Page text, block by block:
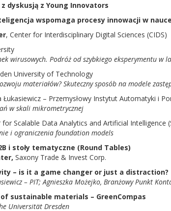
dyskusją z Young Innovators
wspomaga procesy innowacji w
, Center for Interdisciplinary Digital Sciences (CIDS)
wirusowych. Podróż od szybkiego eksperymentu
University of Technology
materiałów? Skuteczny sposób na modele
Łukasiewicz – Przemysłowy Instytut Automatyki i
w skali mikrometrycznej
for Scalable Data Analytics and Artificial Intelligence
i ograniczenia foundation models
i stoły tematyczne (Round Tables)
Saxony Trade & Invest Corp.
– is it a game changer or just a distraction?
– PIT; Agnieszka Możejko, Branżowy Punkt
sustainable materials – GreenCompas
Universität Dresden